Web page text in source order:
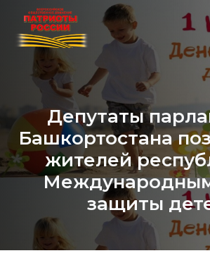
Депутаты
Башкортостана
жителей
защиты